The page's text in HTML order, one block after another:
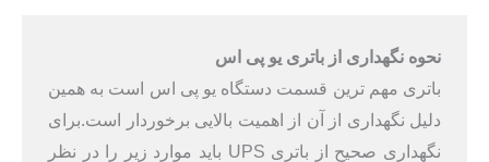
نحوه نگهداری از باتری یو پی اس
باتری مهم ترین قسمت دستگاه یو پی اس است به همین
دلیل نگهداری از آن از اهمیت بالایی برخوردار است.برای
نگهداری صحیح از باتری UPS باید موارد زیر را در نظر